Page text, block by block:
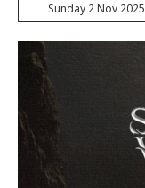
Sunday 2 Nov 2025